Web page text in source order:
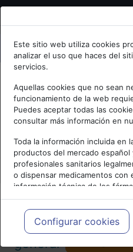
Bienvenid@ a
Escribe tu Email
Accede o regístrate con tu
Este sitio web utiliza cookies
analizar el uso que haces del
servicios.
Aquellas cookies que no sean
funcionamiento de la web
Puedes aceptar todas las
consultar más información en
Toda la información incluida en
productos del mercado
profesionales sanitarios
o dispensar medicamentos con
información técnica de los
meramente informativo, siendo
profesionales facultados
cada caso concreto, el
necesidades del paciente.
Configurar cookies
Actualidad y
general